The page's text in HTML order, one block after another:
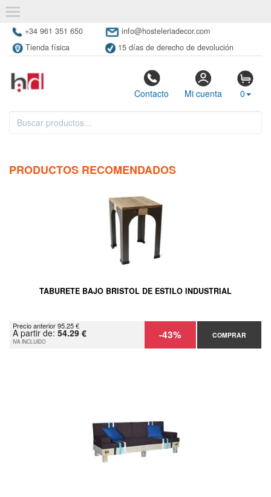
+34 961 351 650
info@hosteleriadecor.com
Tienda física
15 días de derecho de devolución
Contacto Mi cuenta 0
PRODUCTOS RECOMENDADOS
TABURETE BAJO BRISTOL DE ESTILO INDUSTRIAL
Precio anterior 95.25 €
A partir de: 54.29 €
IVA INCLUIDO -43% COMPRAR